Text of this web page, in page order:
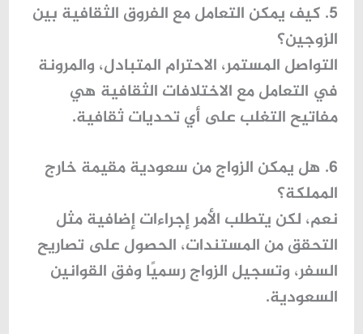
5. كيف يمكن التعامل مع الفروق الثقافية بين
الزوجين؟
التواصل المستمر، الاحترام المتبادل، والمرونة
في التعامل مع الاختلافات الثقافية هي
مفاتيح التغلب على أي تحديات ثقافية.
6. هل يمكن الزواج من سعودية مقيمة خارج
المملكة؟
نعم، لكن يتطلب الأمر إجراءات إضافية مثل
التحقق من المستندات، الحصول على تصاريح
السفر، وتسجيل الزواج رسميًا وفق القوانين
السعودية.